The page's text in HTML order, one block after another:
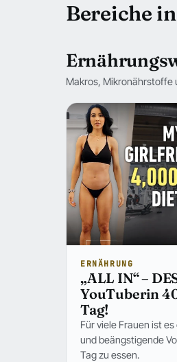
Bereiche
Makros, Mikronährstoffe
ERNÄHRUNG
„ALL IN“ –
YouTuberin
Tag!
Für viele Frauen ist
und beängstigende
Tag zu essen.